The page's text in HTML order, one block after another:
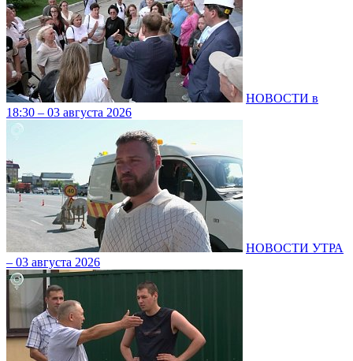
НОВОСТИ в
18:30 – 03 августа 2026
НОВОСТИ УТРА
– 03 августа 2026